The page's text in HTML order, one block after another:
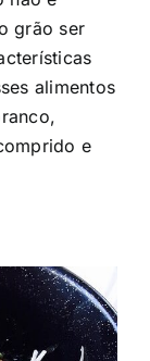
grão ser
alimentos
e